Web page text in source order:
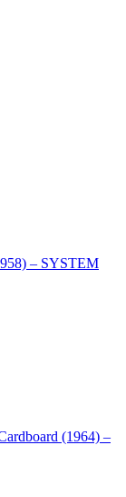
– SYSTEM
(1964) –